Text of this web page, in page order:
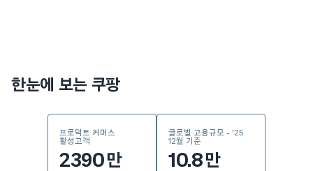
한눈에 보는 쿠팡
프로덕트 커머스
활성고객
2390만
글로벌 고용규모 - '25
12월 기준
10.8만